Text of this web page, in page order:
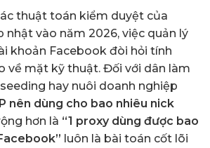
thuật toán kiểm duyệt của
nhật vào năm 2026, việc quản lý
khoản Facebook đòi hỏi tính
về mặt kỹ thuật. Đối với dân làm
hay nuôi doanh nghiệp
nên dùng cho bao nhiêu nick
hơn là “1 proxy dùng được bao
luôn là bài toán cốt lõi